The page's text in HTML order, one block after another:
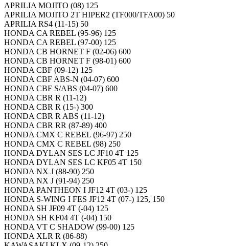
APRILIA MOJITO (08) 125
APRILIA MOJITO 2T HIPER2 (TF000/TFA00) 50
APRILIA RS4 (11-15) 50
HONDA CA REBEL (95-96) 125
HONDA CA REBEL (97-00) 125
HONDA CB HORNET F (02-06) 600
HONDA CB HORNET F (98-01) 600
HONDA CBF (09-12) 125
HONDA CBF ABS-N (04-07) 600
HONDA CBF S/ABS (04-07) 600
HONDA CBR R (11-12)
HONDA CBR R (15-) 300
HONDA CBR R ABS (11-12)
HONDA CBR RR (87-89) 400
HONDA CMX C REBEL (96-97) 250
HONDA CMX C REBEL (98) 250
HONDA DYLAN SES LC JF10 4T 125
HONDA DYLAN SES LC KF05 4T 150
HONDA NX J (88-90) 250
HONDA NX J (91-94) 250
HONDA PANTHEON I JF12 4T (03-) 125
HONDA S-WING I FES JF12 4T (07-) 125, 150
HONDA SH JF09 4T (-04) 125
HONDA SH KF04 4T (-04) 150
HONDA VT C SHADOW (99-00) 125
HONDA XLR R (86-88)